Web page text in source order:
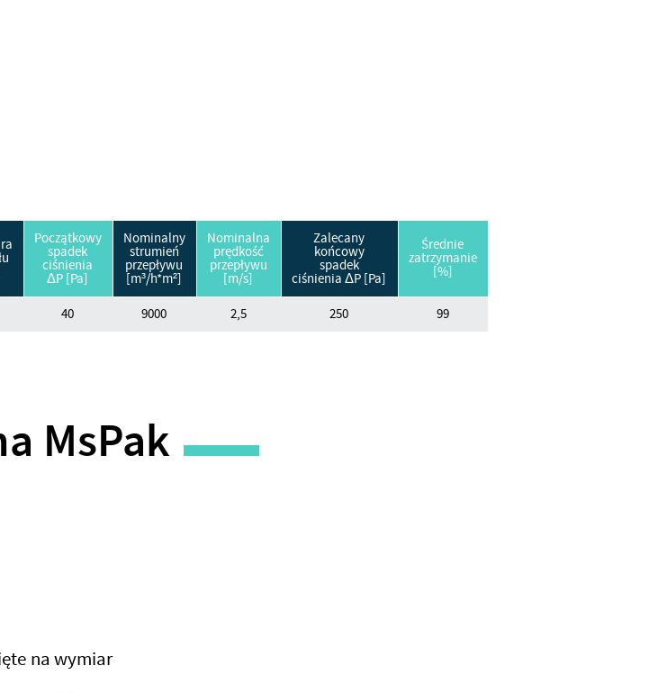
Początkowy
spadek
ciśnienia
ΔP [Pa]
Nominalny
strumień
przepływu
[m³/h*m²]
Nominalna
prędkość
przepływu
[m/s]
Zalecany
końcowy
spadek
ciśnienia ΔP [Pa]
Średnie
zatrzymanie
[%]
40 9000 2,5 250 99
MsPak
na wymiar